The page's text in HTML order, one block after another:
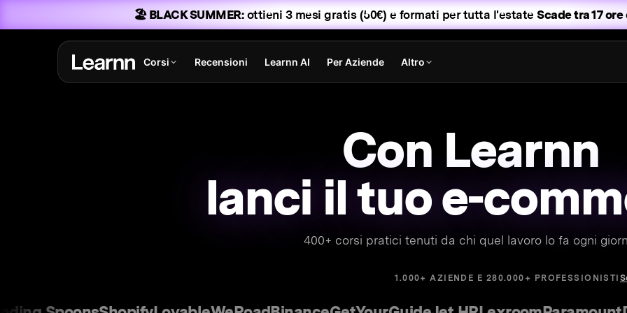
🏖️ BLACK SUMMER:ottieni 3 mesi gratis (50€) e formati per tutta l'estate Scade tra 17
Corsi Recensioni Learnn AI Per Aziende Altro
Con Learnn
fai
400+ corsi pratici tenuti da chi quel lavoro lo fa ogni
1.000+ AZIENDE E 280.000+ PROFESSIONISTI